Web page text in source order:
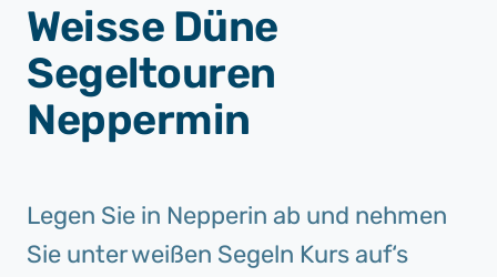
Weisse Düne
Segeltouren
Neppermin
Legen Sie in Nepperin ab und nehmen
Sie unter weißen Segeln Kurs auf‘s